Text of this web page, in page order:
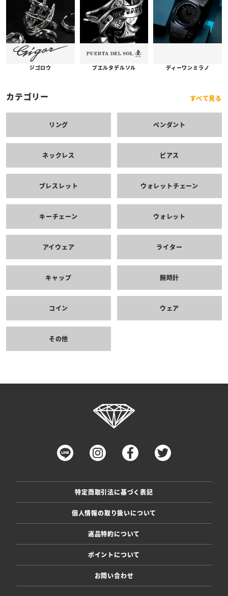
ジゴロウ プエルタデルソル ディーワンミラノ
カテゴリー すべて見る
リング ペンダント
ネックレス ピアス
ブレスレット ウォレットチェーン
キーチェーン ウォレット
アイウェア ライター
キャップ 腕時計
コイン ウェア
その他
特定商取引法に基づく表記
個人情報の取り扱いについて
返品特約について
ポイントについて
お問い合わせ